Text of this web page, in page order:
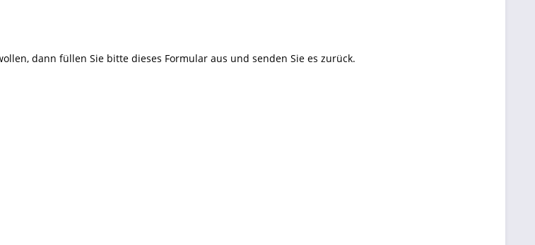
dann füllen Sie bitte dieses Formular aus und senden Sie es zurück.